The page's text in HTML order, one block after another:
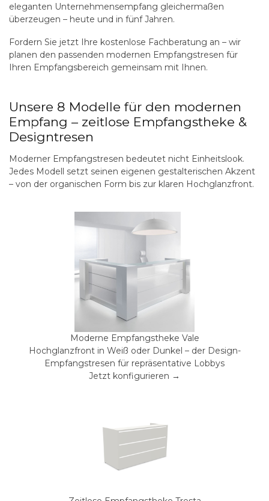
eleganten Unternehmensempfang gleichermaßen
überzeugen – heute und in fünf Jahren.
Fordern Sie jetzt Ihre kostenlose Fachberatung an – wir
planen den passenden modernen Empfangstresen für
Ihren Empfangsbereich gemeinsam mit Ihnen.
Unsere 8 Modelle für den modernen
Empfang – zeitlose Empfangstheke &
Designtresen
Moderner Empfangstresen bedeutet nicht Einheitslook.
Jedes Modell setzt seinen eigenen gestalterischen Akzent
– von der organischen Form bis zur klaren Hochglanzfront.
Moderne Empfangstheke Vale
Hochglanzfront in Weiß oder Dunkel – der Design-
Empfangstresen für repräsentative Lobbys
Jetzt konfigurieren →